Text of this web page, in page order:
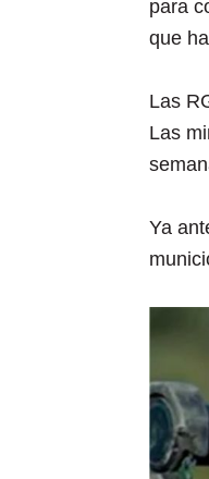
para
que
Las
Las
Ya